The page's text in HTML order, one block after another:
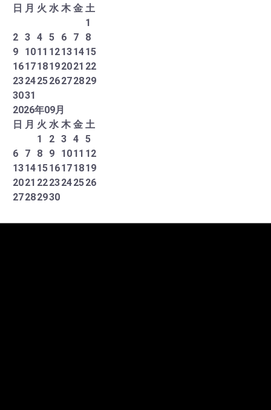
日 月 火 水 木 金 土
1
2 3 4 5 6 7
8
9
1011 12131415
161718192021 22
23242526272829
3031
2026年09月
日 月 火 水 木 金 土
1
2 3 4 5
6
7 8 9 1011 12
13141516171819
2021 2223242526
27282930